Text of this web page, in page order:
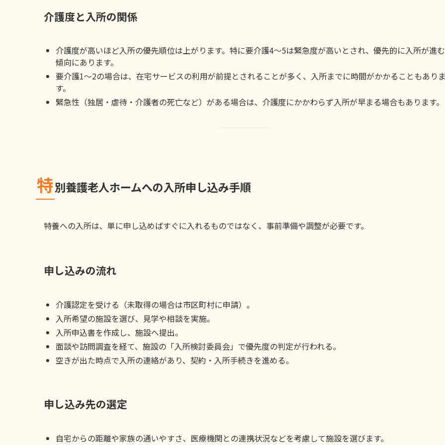
介護度と入所の関係
介護度が高いほど入所の優先順位は上がります。特に要介護4～5は緊急度が高いとされ、優先的に入所が進む
傾向にあります。
要介護1～2の場合は、在宅サービスの利用が前提とされることが多く、入所までに時間がかかることもあり
す。
緊急性（独居・虐待・介護者の死亡など）がある場合は、介護度にかかわらず入所が早まる場合もあります。
特別養護老人ホームへの入所申し込み手順
特養への入所は、単に申し込めばすぐに入れるものではなく、事前準備や調整が必要です。
申し込みの流れ
介護認定を受ける（未取得の場合は市区町村に申請）。
入所希望の施設を選び、見学や相談を実施。
入所申込書を作成し、施設へ提出。
面談や訪問調査を経て、施設の「入所検討委員会」で優先度の判定が行われる。
空きが出た時点で入所の連絡があり、契約・入所手続きを進める。
申し込み先の選定
自宅からの距離や家族の通いやすさ、医療機関との連携状況などを考慮して施設を選びます。